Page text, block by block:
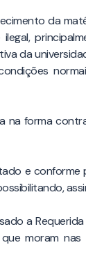
da
da
na forma
e conforme
a
moram